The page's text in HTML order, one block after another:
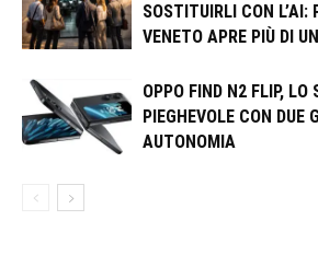
SOSTITUIRLI CON L’AI:
VENETO APRE PIÙ DI
OPPO FIND N2 FLIP, LO
PIEGHEVOLE CON DUE
AUTONOMIA